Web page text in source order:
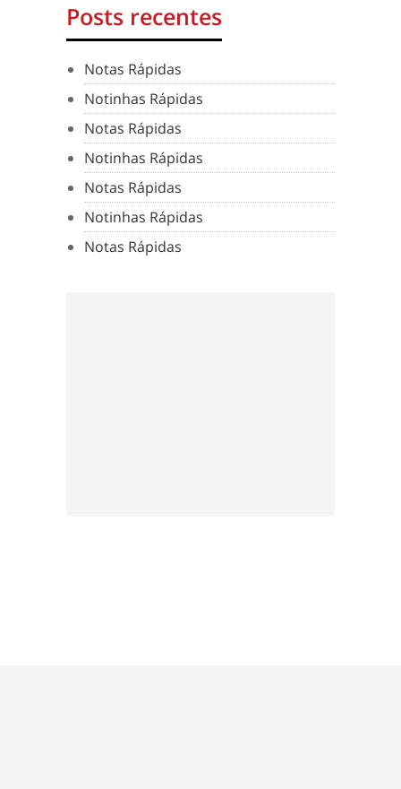
Posts recentes
Notas Rápidas
Notinhas Rápidas
Notas Rápidas
Notinhas Rápidas
Notas Rápidas
Notinhas Rápidas
Notas Rápidas